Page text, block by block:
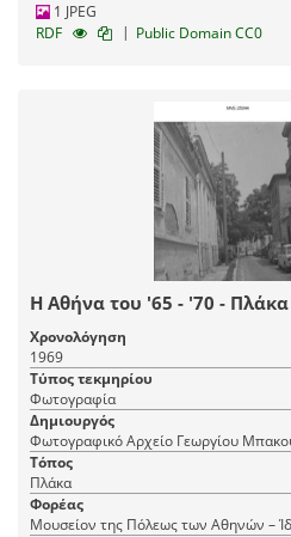
1 JPEG
RDF
| Public Domain CC0
Η Αθήνα του '65 - '70 - Πλάκα
Χρονολόγηση
1969
Τύπος τεκμηρίου
Φωτογραφία
Δημιουργός
Φωτογραφικό Αρχείο Γεωργίου
Τόπος
Πλάκα
Φορέας
Μουσείον της Πόλεως των Αθηνών –